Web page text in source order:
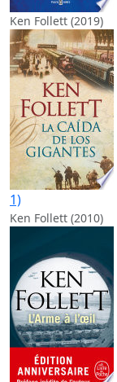
Ken Follett (2019)
1)
Ken Follett (2010)